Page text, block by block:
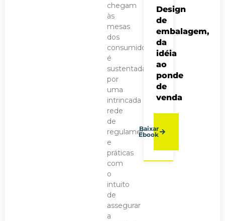
chegam
às
mesas
dos
consumidores
é
sustentada
por
uma
intrincada
rede
de
regulamentos
e
práticas
com
o
intuito
de
assegurar
a
Design
de
embalagem,
da
idéia
ao
ponde
de
venda
Baixar
Ebook